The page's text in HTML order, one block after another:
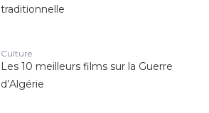
traditionnelle
Culture
Les 10 meilleurs films sur la Guerre
d’Algérie